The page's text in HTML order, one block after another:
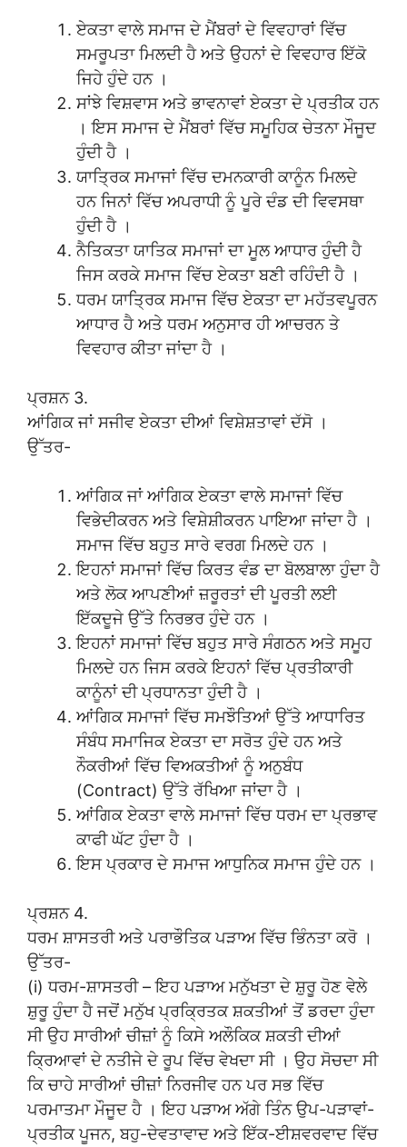
ਏਕਤਾ ਵਾਲੇ ਸਮਾਜ ਦੇ ਮੈਂਬਰਾਂ ਦੇ ਵਿਵਹਾਰਾਂ ਵਿੱਚ
ਸਮਰੂਪਤਾ ਮਿਲਦੀ ਹੈ ਅਤੇ ਉਹਨਾਂ ਦੇ ਵਿਵਹਾਰ ਇੱਕੋ
ਜਿਹੇ ਹੁੰਦੇ ਹਨ ।
ਸਾਂਝੇ ਵਿਸ਼ਵਾਸ ਅਤੇ ਭਾਵਨਾਵਾਂ ਏਕਤਾ ਦੇ ਪ੍ਰਤੀਕ ਹਨ
। ਇਸ ਸਮਾਜ ਦੇ ਮੈਂਬਰਾਂ ਵਿੱਚ ਸਮੂਹਿਕ ਚੇਤਨਾ ਮੌਜੂਦ
ਹੁੰਦੀ ਹੈ ।
ਯਾਤ੍ਰਿਕ ਸਮਾਜਾਂ ਵਿੱਚ ਦਮਨਕਾਰੀ ਕਾਨੂੰਨ ਮਿਲਦੇ
ਹਨ ਜਿਨਾਂ ਵਿੱਚ ਅਪਰਾਧੀ ਨੂੰ ਪੂਰੇ ਦੰਡ ਦੀ ਵਿਵਸਥਾ
ਹੁੰਦੀ ਹੈ ।
ਨੈਤਿਕਤਾ ਯਾਤਿਕ ਸਮਾਜਾਂ ਦਾ ਮੂਲ ਆਧਾਰ ਹੁੰਦੀ ਹੈ
ਜਿਸ ਕਰਕੇ ਸਮਾਜ ਵਿੱਚ ਏਕਤਾ ਬਣੀ ਰਹਿੰਦੀ ਹੈ ।
ਧਰਮ ਯਾਤ੍ਰਿਕ ਸਮਾਜ ਵਿੱਚ ਏਕਤਾ ਦਾ ਮਹੱਤਵਪੂਰਨ
ਆਧਾਰ ਹੈ ਅਤੇ ਧਰਮ ਅਨੁਸਾਰ ਹੀ ਆਚਰਨ ਤੇ
ਵਿਵਹਾਰ ਕੀਤਾ ਜਾਂਦਾ ਹੈ ।
ਪ੍ਰਸ਼ਨ 3.
ਆਂਗਿਕ ਜਾਂ ਸਜੀਵ ਏਕਤਾ ਦੀਆਂ ਵਿਸ਼ੇਸ਼ਤਾਵਾਂ ਦੱਸੋ ।
ਉੱਤਰ-
ਆਂਗਿਕ ਜਾਂ ਆਂਗਿਕ ਏਕਤਾ ਵਾਲੇ ਸਮਾਜਾਂ ਵਿੱਚ
ਵਿਭੇਦੀਕਰਨ ਅਤੇ ਵਿਸ਼ੇਸ਼ੀਕਰਨ ਪਾਇਆ ਜਾਂਦਾ ਹੈ ।
ਸਮਾਜ ਵਿੱਚ ਬਹੁਤ ਸਾਰੇ ਵਰਗ ਮਿਲਦੇ ਹਨ ।
ਇਹਨਾਂ ਸਮਾਜਾਂ ਵਿੱਚ ਕਿਰਤ ਵੰਡ ਦਾ ਬੋਲਬਾਲਾ ਹੁੰਦਾ ਹੈ
ਅਤੇ ਲੋਕ ਆਪਣੀਆਂ ਜ਼ਰੂਰਤਾਂ ਦੀ ਪੂਰਤੀ ਲਈ
ਇੱਕਦੂਜੇ ਉੱਤੇ ਨਿਰਭਰ ਹੁੰਦੇ ਹਨ ।
ਇਹਨਾਂ ਸਮਾਜਾਂ ਵਿੱਚ ਬਹੁਤ ਸਾਰੇ ਸੰਗਠਨ ਅਤੇ ਸਮੂਹ
ਮਿਲਦੇ ਹਨ ਜਿਸ ਕਰਕੇ ਇਹਨਾਂ ਵਿੱਚ ਪ੍ਰਤੀਕਾਰੀ
ਕਾਨੂੰਨਾਂ ਦੀ ਪ੍ਰਧਾਨਤਾ ਹੁੰਦੀ ਹੈ ।
ਆਂਗਿਕ ਸਮਾਜਾਂ ਵਿੱਚ ਸਮਝੌਤਿਆਂ ਉੱਤੇ ਆਧਾਰਿਤ
ਸੰਬੰਧ ਸਮਾਜਿਕ ਏਕਤਾ ਦਾ ਸਰੋਤ ਹੁੰਦੇ ਹਨ ਅਤੇ
ਨੌਕਰੀਆਂ ਵਿੱਚ ਵਿਅਕਤੀਆਂ ਨੂੰ ਅਨੁਬੰਧ
(Contract) ਉੱਤੇ ਰੱਖਿਆ ਜਾਂਦਾ ਹੈ ।
ਆਂਗਿਕ ਏਕਤਾ ਵਾਲੇ ਸਮਾਜਾਂ ਵਿੱਚ ਧਰਮ ਦਾ ਪ੍ਰਭਾਵ
ਕਾਫੀ ਘੱਟ ਹੁੰਦਾ ਹੈ ।
ਇਸ ਪ੍ਰਕਾਰ ਦੇ ਸਮਾਜ ਆਧੁਨਿਕ ਸਮਾਜ ਹੁੰਦੇ ਹਨ ।
ਪ੍ਰਸ਼ਨ 4.
ਧਰਮ ਸ਼ਾਸਤਰੀ ਅਤੇ ਪਰਾਭੌਤਿਕ ਪੜਾਅ ਵਿੱਚ ਭਿੰਨਤਾ ਕਰੋ ।
ਉੱਤਰ-
(i) ਧਰਮ-ਸ਼ਾਸਤਰੀ – ਇਹ ਪੜਾਅ ਮਨੁੱਖਤਾ ਦੇ ਸ਼ੁਰੂ ਹੋਣ ਵੇਲੇ
ਸ਼ੁਰੂ ਹੁੰਦਾ ਹੈ ਜਦੋਂ ਮਨੁੱਖ ਪ੍ਰਕ੍ਰਿਤਕ ਸ਼ਕਤੀਆਂ ਤੋਂ ਡਰਦਾ ਹੁੰਦਾ
ਸੀ ਉਹ ਸਾਰੀਆਂ ਚੀਜ਼ਾਂ ਨੂੰ ਕਿਸੇ ਅਲੌਕਿਕ ਸ਼ਕਤੀ ਦੀਆਂ
ਕ੍ਰਿਆਵਾਂ ਦੇ ਨਤੀਜੇ ਦੇ ਰੂਪ ਵਿੱਚ ਵੇਖਦਾ ਸੀ । ਉਹ ਸੋਚਦਾ ਸੀ
ਕਿ ਚਾਹੇ ਸਾਰੀਆਂ ਚੀਜ਼ਾਂ ਨਿਰਜੀਵ ਹਨ ਪਰ ਸਭ ਵਿੱਚ
ਪਰਮਾਤਮਾ ਮੌਜੂਦ ਹੈ । ਇਹ ਪੜਾਅ ਅੱਗੇ ਤਿੰਨ ਉਪ-ਪੜਾਵਾਂ-
ਪ੍ਰਤੀਕ ਪੂਜਨ, ਬਹੁ-ਦੇਵਤਾਵਾਦ ਅਤੇ ਇੱਕ-ਈਸ਼ਵਰਵਾਦ ਵਿੱਚ